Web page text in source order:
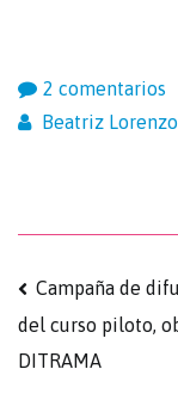
2 comentarios
Beatriz Lorenzo
Campaña de
del curso piloto,
DITRAMA